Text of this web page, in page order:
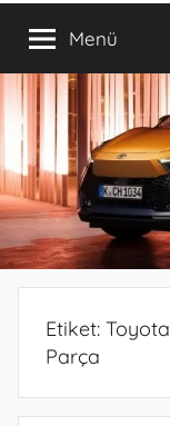
Menü
Etiket:
Parça